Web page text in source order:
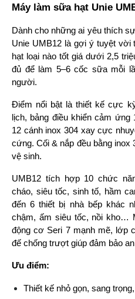
Máy làm sữa hạt Unie
Dành cho những ai yêu thích
Unie UMB12 là gợi ý tuyệt vời
hạt loại nào tốt giá dưới 2,5
đủ để làm 5–6 cốc sữa mỗi
người.
Điểm nổi bật là thiết kế cực
lịch, bảng điều khiển cảm
12 cánh inox 304 xay cực
cứng. Cối & nắp đều bằng inox
vệ sinh.
UMB12 tích hợp 10 chức
cháo, siêu tốc, sinh tố, hầm
đến 6 thiết bị nhà bếp khác
chậm, ấm siêu tốc, nồi kho…
động cơ Seri 7 mạnh mẽ, lớp
đế chống trượt giúp đảm bảo
Ưu điểm:
Thiết kế nhỏ gọn, sang